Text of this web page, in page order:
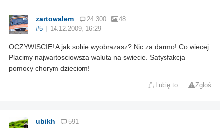
zartowalem 24 300
48
#5
14.12.2009, 16:29
OCZYWISCIE! A jak sobie wyobrazasz? Nic za darmo! Co wiecej.
Placimy najwartosciowsza waluta na swiecie. Satysfakcja
pomocy chorym dzieciom!
Lubię to Zgłoś
ubikh
591